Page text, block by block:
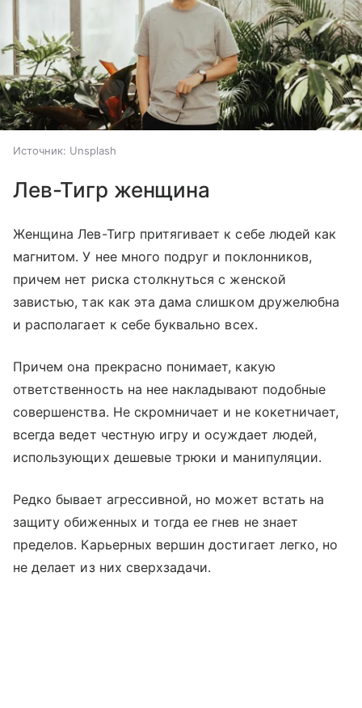
Источник: Unsplash
Лев-Тигр женщина
Женщина Лев-Тигр притягивает к себе людей как
магнитом. У нее много подруг и поклонников,
причем нет риска столкнуться с женской
завистью, так как эта дама слишком дружелюбна
и располагает к себе буквально всех.
Причем она прекрасно понимает, какую
ответственность на нее накладывают подобные
совершенства. Не скромничает и не кокетничает,
всегда ведет честную игру и осуждает людей,
использующих дешевые трюки и манипуляции.
Редко бывает агрессивной, но может встать на
защиту обиженных и тогда ее гнев не знает
пределов. Карьерных вершин достигает легко, но
не делает из них сверхзадачи.